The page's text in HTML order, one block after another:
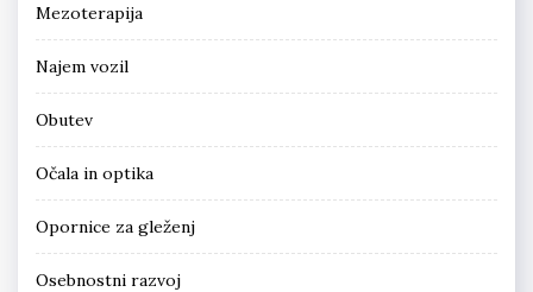
Mezoterapija
Najem vozil
Obutev
Očala in optika
Opornice za gleženj
Osebnostni razvoj